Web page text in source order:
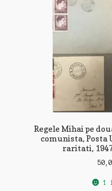
Regele Mihai pe
comunista, Posta
raritati,
1